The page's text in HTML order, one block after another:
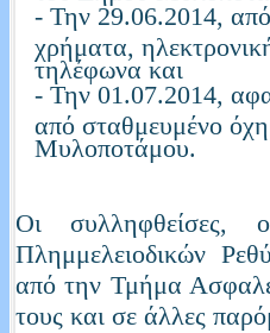
- Την 29.06.2014,
χρήματα,
τηλέφωνα και
- Την 01.07.2014,
από σταθμευμένο
Μυλοποτάμου.
Οι συλληφθείσες,
Πλημμελειοδικών
από την Τμήμα
τους και σε άλλες